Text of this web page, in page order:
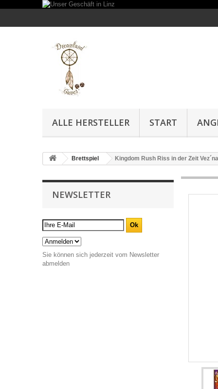
ALLE HERSTELLER START
Brettspiel Kingdom Rush Riss in der Zeit
NEWSLETTER
Sie können sich jederzeit vom Newsletter
abmelden